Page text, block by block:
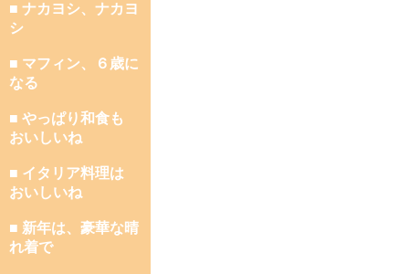
■ ナカヨシ、ナカヨ
シ
■ マフィン、６歳に
なる
■ やっぱり和食も
おいしいね
■ イタリア料理は
おいしいね
■ 新年は、豪華な晴
れ着で